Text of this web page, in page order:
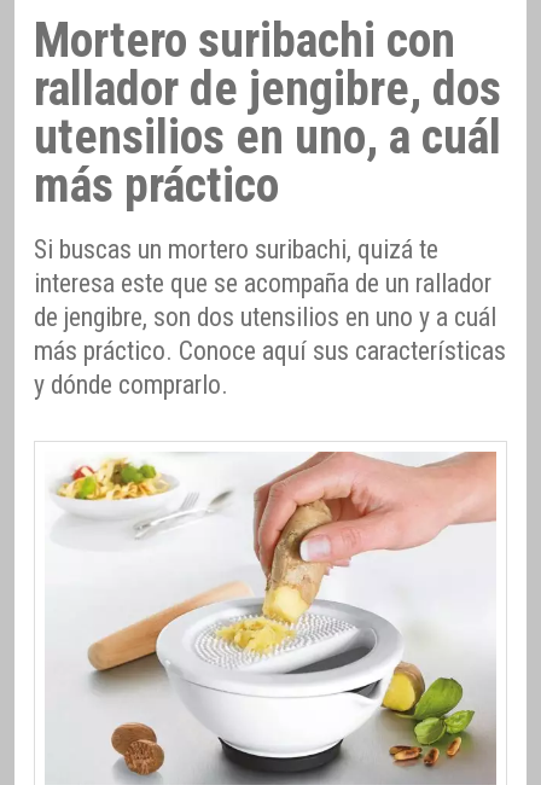
Mortero suribachi con
rallador de jengibre, dos
utensilios en uno, a cuál
más práctico
Si buscas un mortero suribachi, quizá te
interesa este que se acompaña de un rallador
de jengibre, son dos utensilios en uno y a cuál
más práctico. Conoce aquí sus características
y dónde comprarlo.